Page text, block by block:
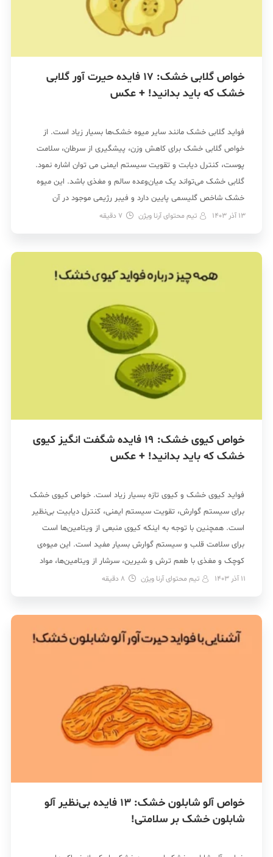
خواص گلابی خشک: 17 فایده حیرت آور گلابی
خشک که باید بدانید! + عکس
فواید گلابی خشک مانند سایر میوه خشک‌ها بسیار زیاد است. از
خواص گلابی خشک برای کاهش وزن، پیشگیری از سرطان، سلامت
پوست، کنترل دیابت و تقویت سیستم ایمنی می توان اشاره نمود.
گلابی خشک می‌تواند یک میان‌وعده سالم و مغذی باشد. این میوه
خشک شاخص گلیسمی پایین دارد و فیبر رژیمی موجود در آن
می‌تواند […]
13 آذر 1403 تیم محتوای آرنا ویژن 7 دقیقه
خواص کیوی خشک: 19 فایده شگفت انگیز کیوی
خشک که باید بدانید! + عکس
فواید کیوی خشک و کیوی تازه بسیار زیاد است. خواص کیوی خشک
برای سیستم گوارش، تقویت سیستم ایمنی، کنترل دیابیت بی‌نظیر
است. همچنین با توجه به اینکه کیوی منبعی از ویتامین‌ها است
برای سلامت قلب و سیستم گوارش بسیار مفید است. این میوه‌ی
کوچک و مغذی با طعم ترش و شیرین، سرشار از ویتامین‌ها، مواد
معدنی […]
11 آذر 1403 تیم محتوای آرنا ویژن 8 دقیقه
خواص آلو شابلون خشک: 13 فایده بی‌نظیر آلو
شابلون خشک بر سلامتی!